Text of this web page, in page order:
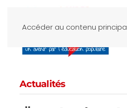
Accéder au contenu
Actualités